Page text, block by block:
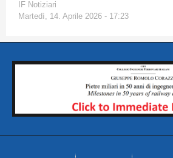
IF Notiziari
Martedì, 14. Aprile 2026 - 17:23